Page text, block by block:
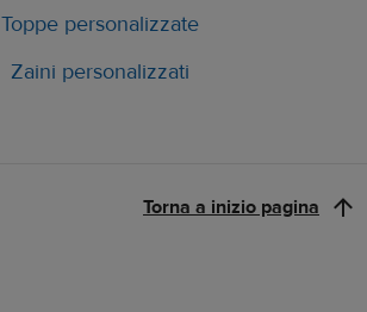
1
1
Scegli una cover
Toppe personalizzate
Zaini personalizzati
Torna a inizio pagina